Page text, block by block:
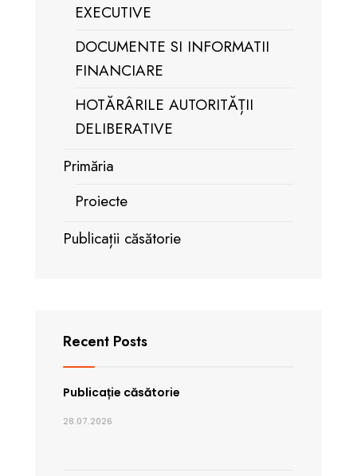
EXECUTIVE
DOCUMENTE SI INFORMATII
FINANCIARE
HOTĂRÂRILE AUTORITĂȚII
DELIBERATIVE
Primăria
Proiecte
Publicații căsătorie
Recent Posts
Publicație căsătorie
28.07.2026